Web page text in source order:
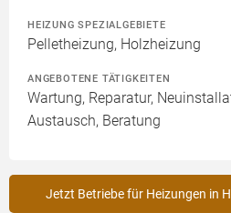
HEIZUNG SPEZIALGEBIETE
Pelletheizung, Holzheizung
ANGEBOTENE TÄTIGKEITEN
Wartung, Reparatur,
Austausch, Beratung
Jetzt Betriebe für Heizungen in